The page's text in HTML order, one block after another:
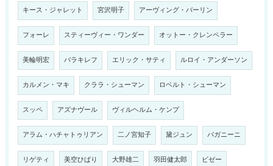
キース・ジャレット 宮沢明子 アーヴィング・バーリン
フォーレ スティーヴィー・ワンダー オットー・クレンペラー
美輪明宏 バラキレフ エリック・サティ ルロイ・アンダーソン
カルメン・マキ クララ・シューマン ロベルト・シューマン
スッペ アズナヴール ヴィルヘルム・ケンプ
アラム・ハチャトゥリアン 二ノ宮知子 黛ジュン パガニーニ
リゲティ 美空ひばり 大野雄二 羽田健太郎 ビゼー